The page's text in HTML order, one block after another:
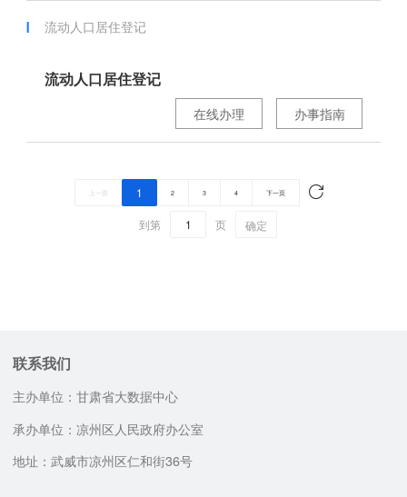
流动人口居住登记
流动人口居住登记
办事指南
在线办理
上一页 1 2 3 4 下一页
到第 页 确定
联系我们
主办单位：甘肃省大数据中心
承办单位：凉州区人民政府办公室
地址：武威市凉州区仁和街36号